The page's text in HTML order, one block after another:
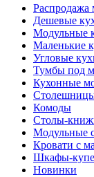
Распродажа
Дешевые
Модульные
Маленькие
Угловые
Тумбы под
Кухонные
Комоды
Столы-
Модульные
Кровати с
Шкафы-купе
Новинки